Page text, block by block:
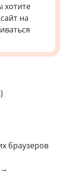
хотите
на
браузеров
→